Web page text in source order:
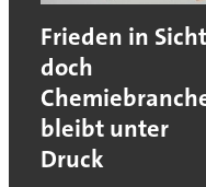
Frieden in
doch
bleibt unter
Druck